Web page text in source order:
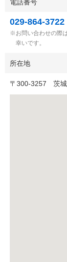
電話番号
029-864-3722
お問い合わせの際
幸いです。
所在地
〒 300-3257 茨城